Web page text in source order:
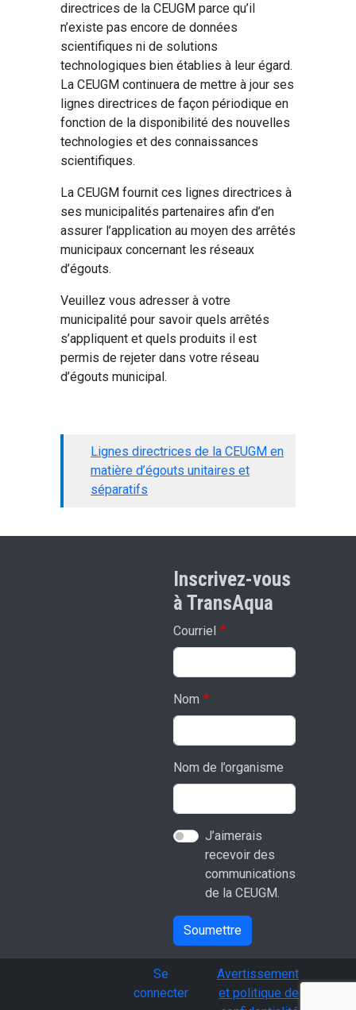
directrices de la CEUGM parce qu’il
n’existe pas encore de données
scientifiques ni de solutions
technologiques bien établies à leur égard.
La CEUGM continuera de mettre à jour ses
lignes directrices de façon périodique en
fonction de la disponibilité des nouvelles
technologies et des connaissances
scientifiques.
La CEUGM fournit ces lignes directrices à
ses municipalités partenaires afin d’en
assurer l’application au moyen des arrêtés
municipaux concernant les réseaux
d’égouts.
Veuillez vous adresser à votre
municipalité pour savoir quels arrêtés
s’appliquent et quels produits il est
permis de rejeter dans votre réseau
d’égouts municipal.
Lignes directrices de la CEUGM en
matière d’égouts unitaires et
séparatifs
Inscrivez-vous
à TransAqua
Courriel
Nom
Nom de l’organisme
J’aimerais
recevoir des
communications
de la CEUGM.
Soumettre
User account menu
Se
connecter
Avertissement
et politique de